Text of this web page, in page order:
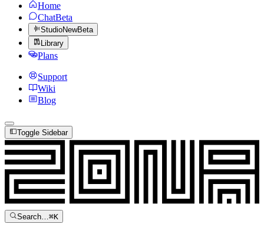
Home
ChatBeta
StudioNewBeta
Library
Plans
Support
Wiki
Blog
Toggle Sidebar
Search…⌘K